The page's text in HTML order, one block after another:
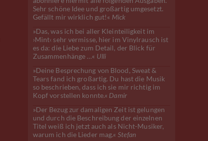
Sehr schöne Idee und großartig umgesetzt.
Gefällt mir wirklich gut!« Mick
»Das, was ich bei aller Kleinteiligkeit im
›Mint‹ sehr vermisse, hier im Vinylrausch ist
es da: die Liebe zum Detail, der Blick für
Zusammenhänge …« Ulli
»Deine Besprechung von Blood, Sweat &
Tears fand ich großartig. Du hast die Musik
so beschrieben, dass ich sie mir richtig im
Kopf vorstellen konnte.« Damir
»Der Bezug zur damaligen Zeit ist gelungen
und durch die Beschreibung der einzelnen
Titel weiß ich jetzt auch als Nicht-Musiker,
warum ich die Lieder mag.« Stefan